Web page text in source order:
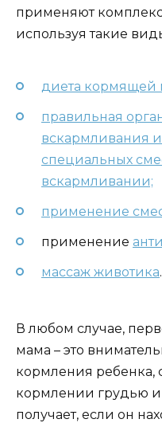
применяют
используя такие
диета кормящей
правильная
вскармливания
специальных
вскармливании;
применение
применение
массаж животика.
В любом случае,
мама – это
кормления ребенка,
кормлении грудью и
получает, если он